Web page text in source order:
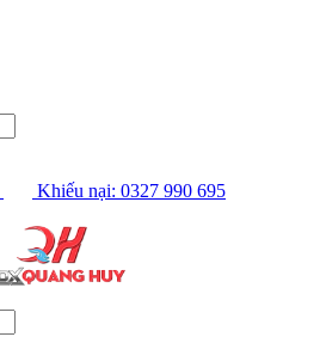
Khiếu nại: 0327 990 695